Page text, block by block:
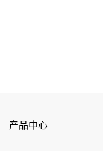
产品中心